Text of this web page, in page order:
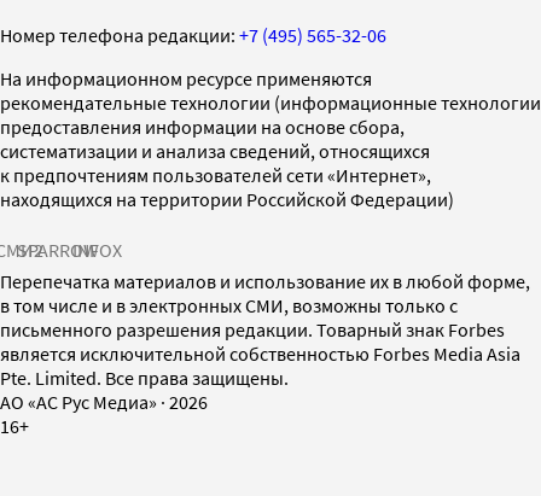
Номер телефона редакции: +7 (495) 565-32-06
На информационном ресурсе применяются
рекомендательные технологии (информационные технологии
предоставления информации на основе сбора,
систематизации и анализа сведений, относящихся
к предпочтениям пользователей сети «Интернет»,
находящихся на территории Российской Федерации)
SPARROWINFOX
Перепечатка материалов и использование их в любой форме,
в том числе и в электронных СМИ, возможны только с
письменного разрешения редакции. Товарный знак Forbes
является исключительной собственностью Forbes Media Asia
Pte. Limited. Все права защищены.
AO «АС Рус Медиа» · 2026
16+